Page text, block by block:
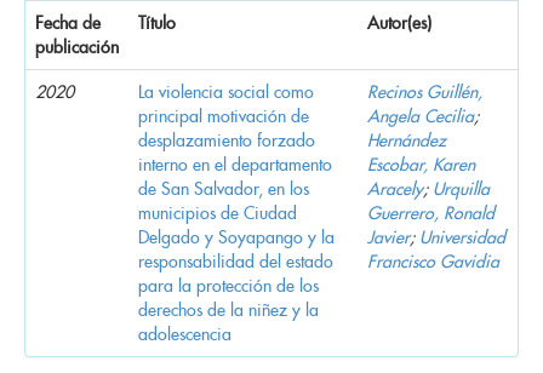
Fecha de
publicación
Título Autor(es)
2020
La violencia social como
principal motivación de
desplazamiento forzado
interno en el departamento
de San Salvador, en los
municipios de Ciudad
Delgado y Soyapango y la
responsabilidad del estado
para la protección de los
derechos de la niñez y la
adolescencia
Recinos Guillén,
Angela Cecilia;
Hernández
Escobar, Karen
Aracely; Urquilla
Guerrero, Ronald
Javier; Universidad
Francisco Gavidia